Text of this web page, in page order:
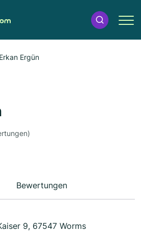
Erkan Ergün
Bewertungen
9, 67547 Worms